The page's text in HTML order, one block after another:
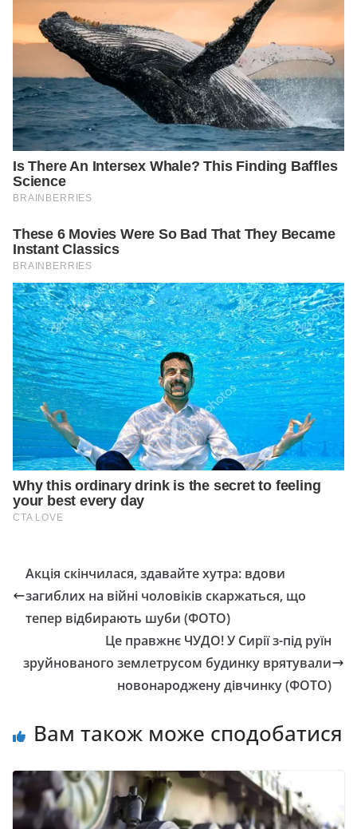
Акція скінчилася, здавайте хутра: вдови
загиблих на війні чоловіків скаржаться, що
тепер відбирають шуби (ФОТО)
Це правжнє ЧУДО! У Сирії з-під руїн
зруйнованого землетрусом будинку врятували
новонароджену дівчинку (ФОТО)
Вам також може сподобатися